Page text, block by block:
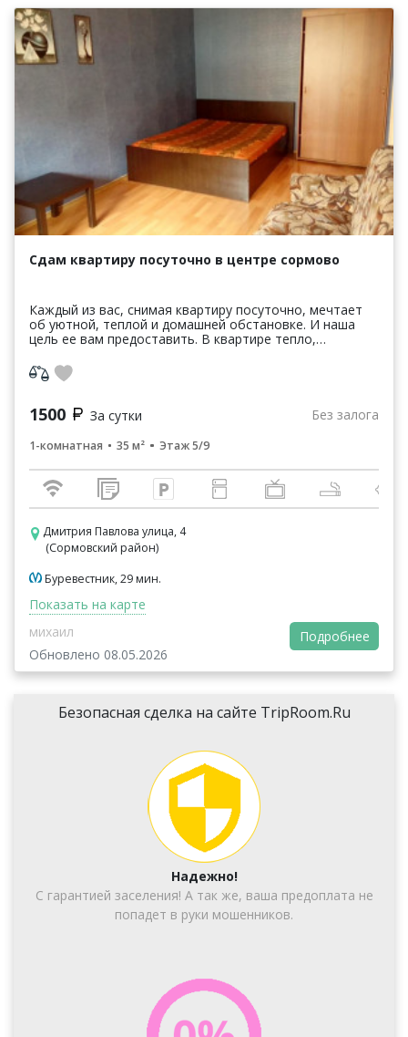
Сдам квартиру посуточно в центре сормово
Каждый из вас, снимая квартиру посуточно, мечтает
об уютной, теплой и домашней обстановке. И наша
цель ее вам предоставить. В квартире тепло,
влажную убо...
1500 За сутки Без залога
1-комнатная 35 м² Этаж 5/9
Дмитрия Павлова улица, 4
(Сормовский район)
Буревестник, 29 мин.
Показать на карте
михаил
Обновлено 08.05.2026
Подробнее
Безопасная сделка на сайте TripRoom.Ru
Надежно!
С гарантией заселения! А так же, ваша предоплата не
попадет в руки мошенников.